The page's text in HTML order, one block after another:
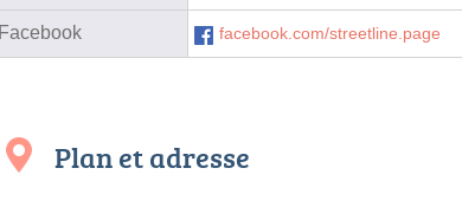
Facebook facebook.com/streetline.page
Plan et adresse